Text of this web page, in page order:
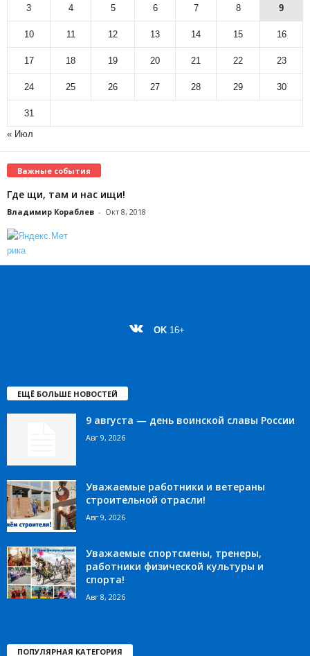
3 4 5 6 7 8 9
10 11 12 13 14 15 16
17 18 19 20 21 22 23
24 25 26 27 28 29 30
31
« Июл
Важные события
Где щи, там и нас ищи!
Владимир Кораблев - Окт 8, 2018
OK 16+
ЕЩЁ БОЛЬШЕ НОВОСТЕЙ
9 августа — день воинской славы России
Авг 9, 2026
Уважаемые работники и ветераны
строительной отрасли!
Авг 9, 2026
Уважаемые спортсмены, тренеры,
работники физической культуры и
спорта!
Авг 8, 2026
ПОПУЛЯРНАЯ КАТЕГОРИЯ